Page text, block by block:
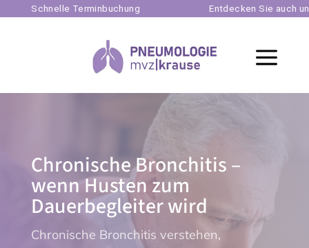
Schnelle Terminbuchung Entdecken Sie auch unsere
a
Chronische Bronchitis –
wenn Husten zum
Dauerbegleiter wird
Chronische Bronchitis verstehen,